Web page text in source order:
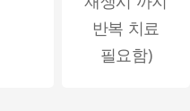
반복 치료
필요함)